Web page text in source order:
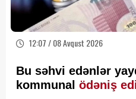
12:07 / 08 Avqust 2026
Bu səhvi edənlər
kommunal ödəniş